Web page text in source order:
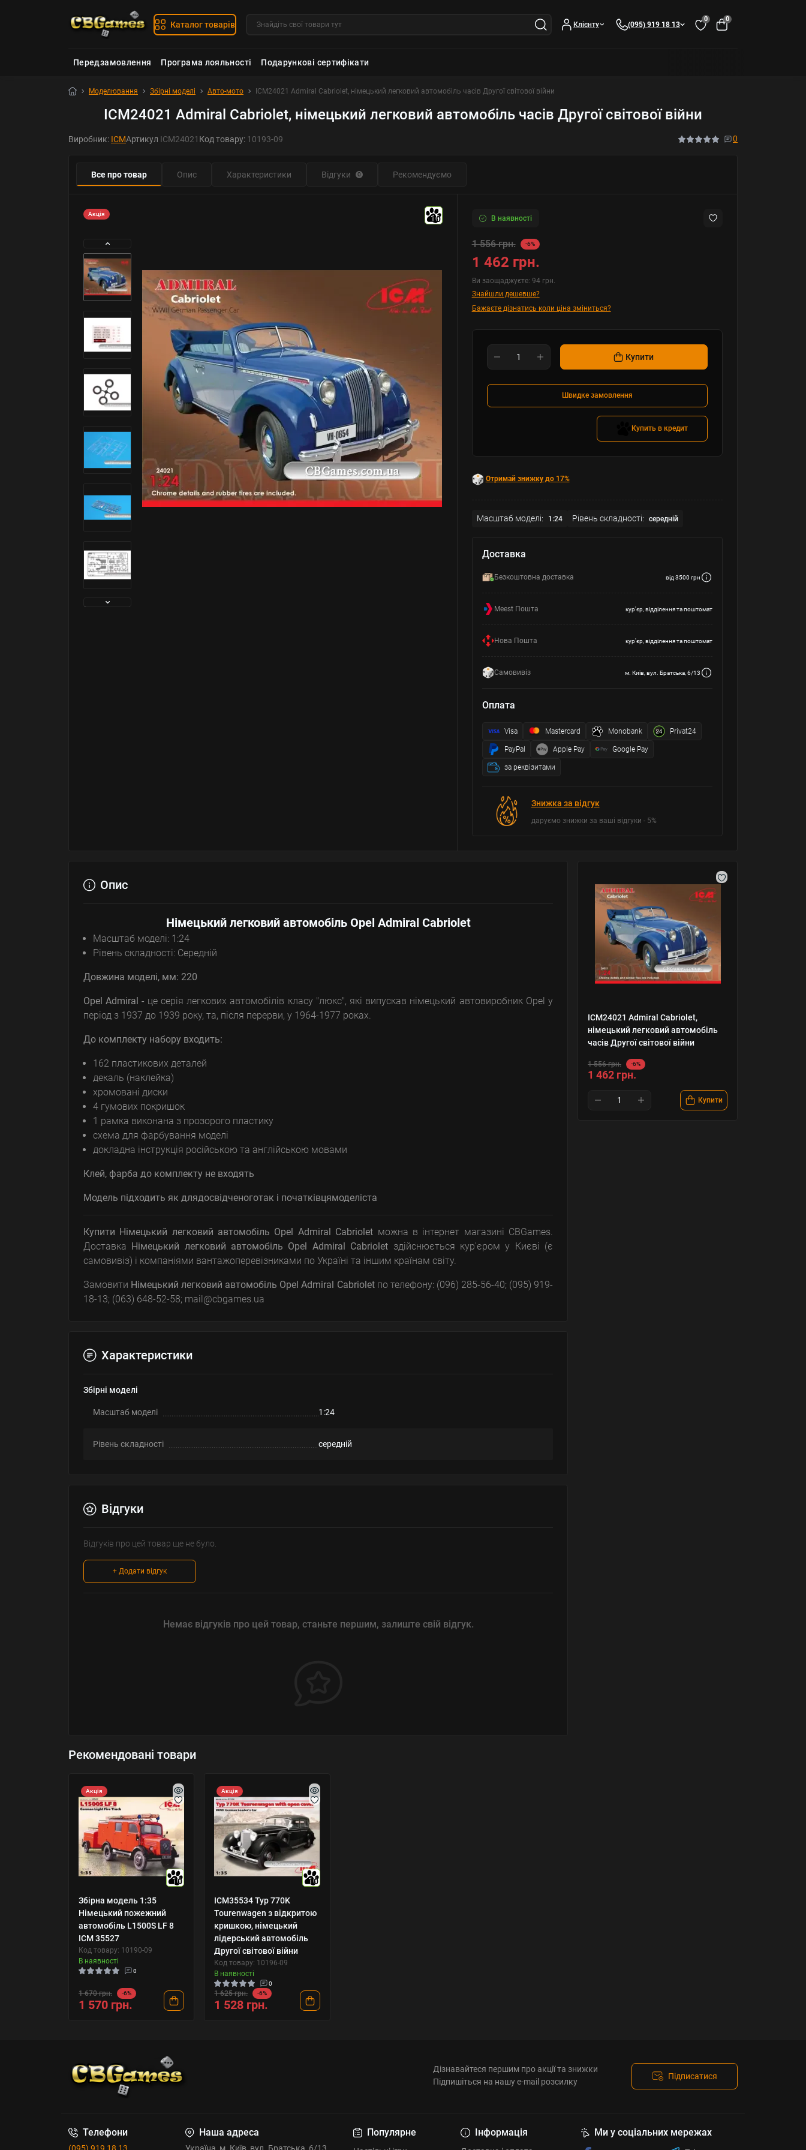
Каталог товарів Клієнту (095) 919 18 13
0 0
Передзамовлення Програма лояльності Подарункові сертифікати
Моделювання Збірні моделі Авто-мото ICM24021 Admiral Cabriolet, німецький легковий автомобіль часів Другої світової війни
ICM24021 Admiral Cabriolet, німецький легковий автомобіль часів Другої світової війни
Виробник: ICMАртикул ICM24021 Код товару: 10193-09 0
Все про товар Опис Характеристики Відгуки 0 Рекомендуємо
Акція
10 В наявності
1 556 грн. -6%
1 462 грн.
Ви заощаджуєте: 94 грн.
Знайшли дешевше?
Бажаєте дізнатись коли ціна зміниться?
Купити
Швидке замовлення
Купить в кредит
Отримай знижку до 17%
Масштаб моделі: 1:24 Рівень складності: середній
Доставка
Безкоштовна доставка від 3500 грн
Meest Пошта кур'єр, відділення та поштомат
Нова Пошта кур'єр, відділення та поштомат
Самовивіз м. Київ, вул. Братська, 6/13
Оплата
Visa Mastercard Monobank Privat24
PayPal Apple Pay Google Pay
за реквізитами
Знижка за відгук
даруємо знижки за ваші відгуки - 5%
ICM24021 Admiral Cabriolet,
німецький легковий автомобіль
часів Другої світової війни
1 556 грн. -6%
1 462 грн.
Купити
Опис
Німецький легковий автомобіль Opel Admiral Cabriolet
Масштаб моделі: 1:24
Рівень складності: Середній
Довжина моделі, мм: 220
Opel Admiral - це серія легкових автомобілів класу "люкс", які випускав німецький автовиробник Opel у
період з 1937 до 1939 року, та, після перерви, у 1964-1977 роках.
До комплекту набору входить:
162 пластикових деталей
декаль (наклейка)
хромовані диски
4 гумових покришок
1 рамка виконана з прозорого пластику
схема для фарбування моделі
докладна інструкція російською та англійською мовами
Клей, фарба до комплекту не входять
Модель підходить як длядосвідченоготак і початківцямоделіста
Купити Німецький легковий автомобіль Opel Admiral Cabriolet можна в інтернет магазині CBGames.
Доставка
Німецький легковий автомобіль Opel Admiral Cabriolet здійснюється кур'єром у Києві (є
самовивіз) і компаніями вантажоперевізниками по Україні та іншим країнам світу.
Замовити Німецький легковий автомобіль Opel Admiral Cabrioletпо телефону: (096) 285-56-40; (095) 919-
18-13; (063) 648-52-58; mail@cbgames.ua
Характеристики
Збірні моделі
Масштаб моделі 1:24
Рівень складності середній
Відгуки
Відгуків про цей товар ще не було.
+ Додати відгук
Немає відгуків про цей товар, станьте першим, залиште свій відгук.
Рекомендовані товари
Акція
10
Збірна модель 1:35
Німецький пожежний
автомобіль L1500S LF 8
ICM 35527
Код товару: 10190-09
В наявності
0
1 670 грн. -6%
1 570 грн.
Акція
10
ICM35534 Typ 770K
Tourenwagen з відкритою
кришкою, німецький
лідерський автомобіль
Другої світової війни
Код товару: 10196-09
В наявності
0
1 625 грн. -6%
1 528 грн.
Дізнавайтеся першим про акції та знижки
Підпишіться на нашу e-mail розсилку
Підписатися
Телефони Наша адреса Популярне Інформація Ми у соціальних мережах